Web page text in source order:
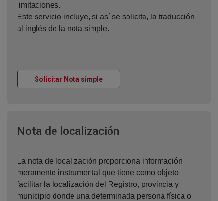
limitaciones.
Este servicio incluye, si así se solicita, la traducción
al inglés de la nota simple.
Solicitar Nota simpleVentana nueva
Nota de localización
La nota de localización proporciona información
meramente instrumental que tiene como objeto
facilitar la localización del Registro, provincia y
municipio donde una determinada persona física o